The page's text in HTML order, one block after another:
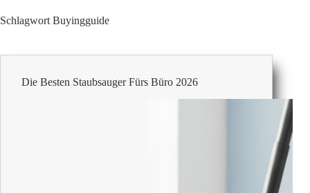
Schlagwort Buyingguide
Die Besten Staubsauger Fürs Büro 2026